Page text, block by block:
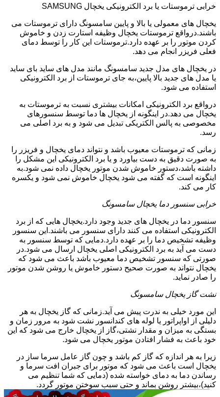
خرابی ترموستات یا برد الکترونیکی یخچال SAMSUNG
یخچال های معمولی یا بالا و پایین سامسونگ دارای ترموستات می
باشند.درواقع ترموستات یخچال وظیفه استارت زدن و خاموش
کردن موتور را بر عهده دارد.ترموستات این کار را توسط دمای
فعلی فریزر انجام می دهد.
در یخچال های مدل جدید سامسونگ مانند مدل های ساید بای ساید
یا مدل های جدید بالا پایین،به جای ترموستات از برد الکترونیکی
استفاده می شود.
درواقع برد الکترونیکی امکانات بیشتری نسبت به ترموستات به
یخچال می دهد.در اینگونه از یخچال ها دما توسط سنسورهای
مخصوصی به پالس الکتریکی تبدیل می شود و به برد اصلی می
رسد.
زمانی که ترموستات معیوب باشد و نتواند دمای یخچال و فریزر را
به صورت دقیق به دست بیاورد و یا برد الکترونیکی این مشکل را
داشته باشد،دستور خاموش شدن موتور یخچال داده نمی شود.به
اینگونه است که گفته می شود یخچال خاموش نمی شود و یکسره
کار می کند.
خرابی سنسور دما یخچال سامسونگ
سنسور دما در یخچال های جدید وجود دارد.یخچال هایی که از برد
الکترونیکی استفاده می کنند دارای سنسور می باشند.این سنسور
وظیفه تشخیص دما را بر عهده دارد.دمایی که توسط سنسور به
دست می آید به برد الکترونیکی اصلی یخچال ارسال می شود.در
صورتی که سنسور تشخیص دما معیوب باشد باعث می شود که
یخچال نتواند به صورت صحیح دستور خاموش یا روشن شدن موتور
را صادر نماید.
نشت گاز یخچال سامسونگ
این مورد خیلی به ندرت پیش می آید.زمانی که گاز یخچال به هر
دلیلی از اواپراتور یا لوله های کندانسور نشت شود به مرور زمان و
بستگی به میزان و مقدار نشتی،گاز از یخچال خارج می شود که این
خود باعث به فشار افتادن موتور یخچال می شود.
زیرا به هر اندازه که گاز کم باشد و چون گاز عامل سرما ساز در
یخچال است باعث می شود که موتور برای جبران افت سرما و
رساندن دما به دمای خواسته شده (دمایی که شما تنظیم می
کنید)،بیشتر روشن بماند و حتی سبب سوختن موتور گردد.